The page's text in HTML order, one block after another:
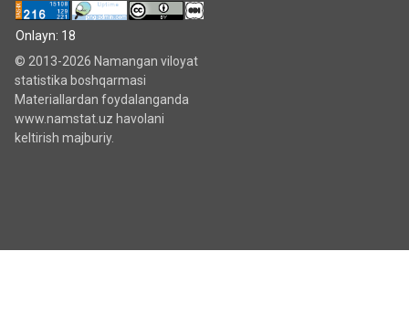
Onlayn: 18
© 2013-2026 Namangan viloyat
statistika boshqarmasi
Materiallardan foydalanganda
www.namstat.uz havolani
keltirish majburiy.